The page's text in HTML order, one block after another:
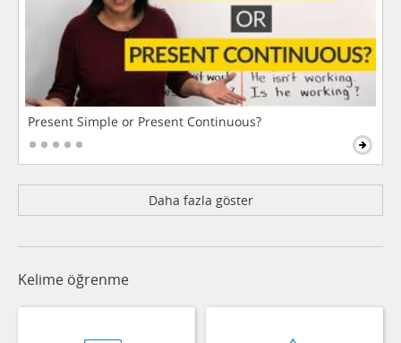
Present Simple or Present Continuous?
Daha fazla göster
Kelime öğrenme